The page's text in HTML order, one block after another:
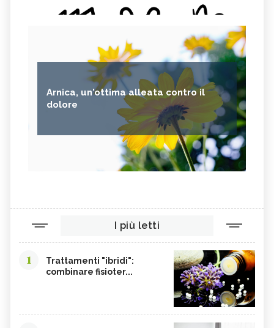
Arnica, un'ottima alleata contro il
dolore
I più letti
1
Trattamenti "ibridi":
combinare fisioter...